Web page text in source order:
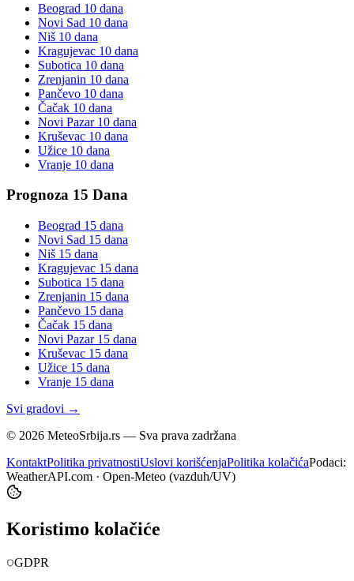
Beograd 10 dana
Novi Sad 10 dana
Niš 10 dana
Kragujevac 10 dana
Subotica 10 dana
Zrenjanin 10 dana
Pančevo 10 dana
Čačak 10 dana
Novi Pazar10 dana
Kruševac 10 dana
Užice 10 dana
Vranje 10 dana
Prognoza 15 Dana
Beograd 15 dana
Novi Sad 15 dana
Niš 15 dana
Kragujevac 15 dana
Subotica 15 dana
Zrenjanin 15 dana
Pančevo 15 dana
Čačak 15 dana
Novi Pazar15 dana
Kruševac 15 dana
Užice 15 dana
Vranje 15 dana
Svi gradovi →
© 2026 MeteoSrbija.rs — Sva prava zadržana
KontaktPolitika privatnostiUslovi korišćenjaPolitika kolačićaPodaci:
WeatherAPI.com · Open-Meteo (vazduh/UV)
Koristimo kolačiće
GDPR